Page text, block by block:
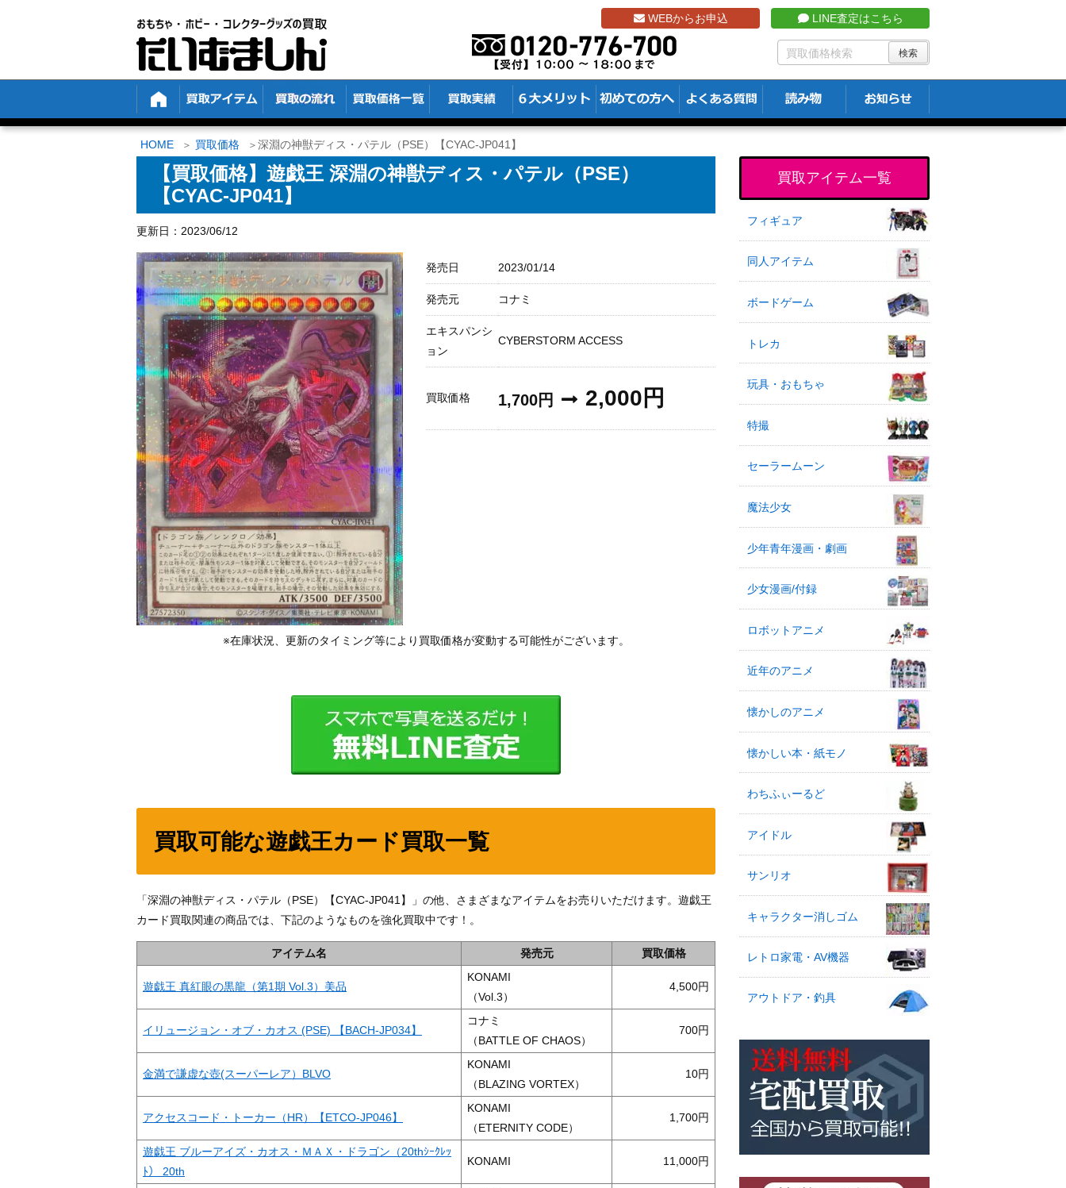
WEBからお申込 LINE査定はこちら
HOME 買取価格 深淵の神獣ディス・パテル（PSE）【CYAC-JP041】
【買取価格】遊戯王 深淵の神獣ディス・パテル（PSE）
【CYAC-JP041】
更新日：2023/06/12
発売日 2023/01/14
発売元 コナミ
エキスパンシ
ョン
CYBERSTORM ACCESS
買取価格 1,700円 2,000円
※在庫状況、更新のタイミング等により買取価格が変動する可能性がございます。
買取可能な遊戯王カード買取一覧
「深淵の神獣ディス・パテル（PSE）【CYAC-JP041】」の他、さまざまなアイテムをお売りいただけます。遊戯王
カード買取関連の商品では、下記のようなものを強化買取中です！。
アイテム名 発売元 買取価格
遊戯王 真紅眼の黒龍（第1期 Vol.3）美品
KONAMI
（Vol.3）
4,500
イリュージョン・オブ・カオス (PSE) 【BACH-JP034】
コナミ
（BATTLE OF CHAOS）
700
金満で謙虚な壺(スーパーレア）BLVO
KONAMI
（BLAZING VORTEX）
10
アクセスコード・トーカー（HR）【ETCO-JP046】
KONAMI
（ETERNITY CODE）
1,700
遊戯王 ブルーアイズ・カオス・ＭＡＸ・ドラゴン（20thｼｰｸﾚｯ
ﾄ） 20th
KONAMI 11,000
買取アイテム一覧
フィギュア
同人アイテム
ボードゲーム
トレカ
玩具・おもちゃ
特撮
セーラームーン
魔法少女
少年青年漫画・劇画
少女漫画/付録
ロボットアニメ
近年のアニメ
懐かしのアニメ
懐かしい本・紙モノ
わちふぃーるど
アイドル
サンリオ
キャラクター消しゴム
レトロ家電・AV機器
アウトドア・釣具